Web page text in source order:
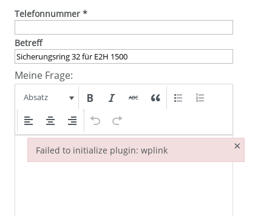
Telefonnummer *
Betreff
Meine Frage:
Absatz
Failed to initialize plugin: wplink ×
Failed to initialize plugin: wplink